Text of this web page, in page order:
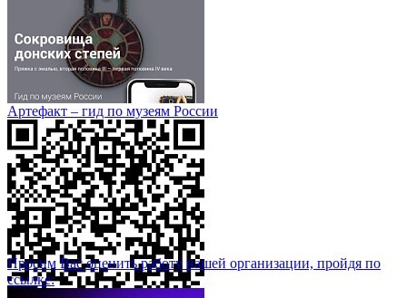
Артефакт – гид по музеям России
Просим Вас оценить работу нашей организации, пройдя по
ссылке: